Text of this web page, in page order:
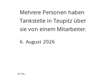
Mehrere Personen
Tankstelle in Teupitz
sie von einem
6. August 2026